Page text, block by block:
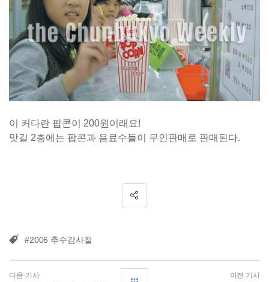
이 커다란 팝콘이 200원이래요!
맛길 2층에는 팝콘과 음료수들이 무인판매로 판매된다.
#2006 추수감사절
다음 기사 이전 기사